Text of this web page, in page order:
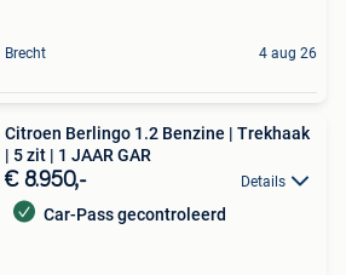
Brecht 4 aug 26
Citroen Berlingo 1.2 Benzine | Trekhaak
| 5 zit | 1 JAAR GAR
€ 8.950,- Details
Car-Pass gecontroleerd